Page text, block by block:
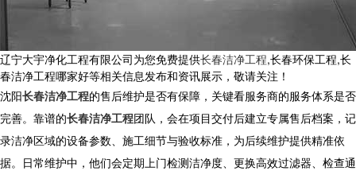
辽宁大宇净化工程有限公司为您免费提供长春洁净工程,长春环保工程,长
春洁净工程哪家好等相关信息发布和资讯展示，敬请关注！
沈阳长春洁净工程的售后维护是否有保障，关键看服务商的服务体系是否
完善。靠谱的长春洁净工程团队，会在项目交付后建立专属售后档案，记
录洁净区域的设备参数、施工细节与验收标准，为后续维护提供精准依
据。日常维护中，他们会定期上门检测洁净度、更换高效过滤器、检查通